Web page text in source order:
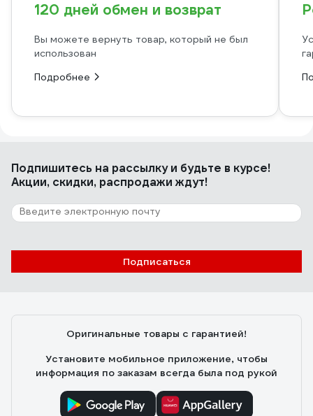
120 дней обмен и возврат
Вы можете вернуть товар, который не был
использован
Подробнее
Подпишитесь на рассылкуи будьте в курсе!
Акции, скидки, распродажи ждут!
Подписаться
Оригинальные товары с гарантией!
Установите мобильное приложение, чтобы
информация по заказам всегда была под рукой